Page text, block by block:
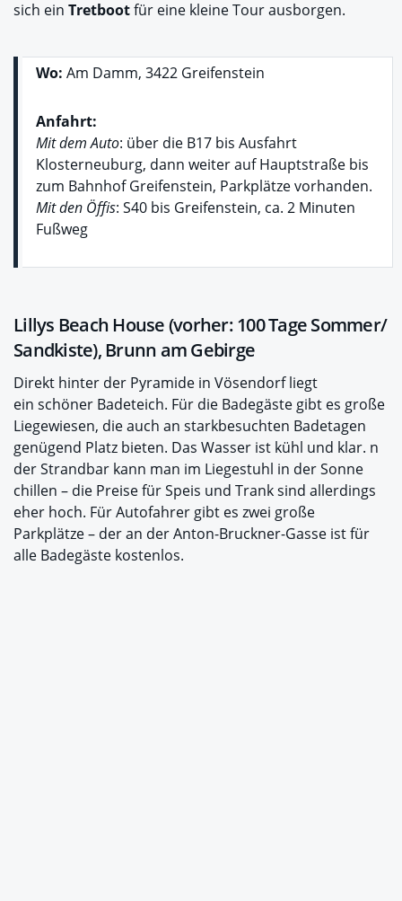
sich ein Tretbootfür eine kleine Tour ausborgen.
Wo: Am Damm, 3422 Greifenstein
Anfahrt:
Mit dem Auto: über die B17 bis Ausfahrt
Klosterneuburg, dann weiter auf Hauptstraße bis
zum Bahnhof Greifenstein, Parkplätze vorhanden.
Mit den Öffis: S40 bis Greifenstein, ca. 2 Minuten
Fußweg
Lillys Beach House (vorher: 100 Tage Sommer/
Sandkiste), Brunn am Gebirge
Direkt hinter der Pyramide in Vösendorf liegt
ein schöner Badeteich. Für die Badegäste gibt es große
Liegewiesen, die auch an starkbesuchten Badetagen
genügend Platz bieten. Das Wasser ist kühl und klar. n
der Strandbar kann man im Liegestuhl in der Sonne
chillen – die Preise für Speis und Trank sind allerdings
eher hoch. Für Autofahrer gibt es zwei große
Parkplätze – der an der Anton-Bruckner-Gasse ist für
alle Badegäste kostenlos.